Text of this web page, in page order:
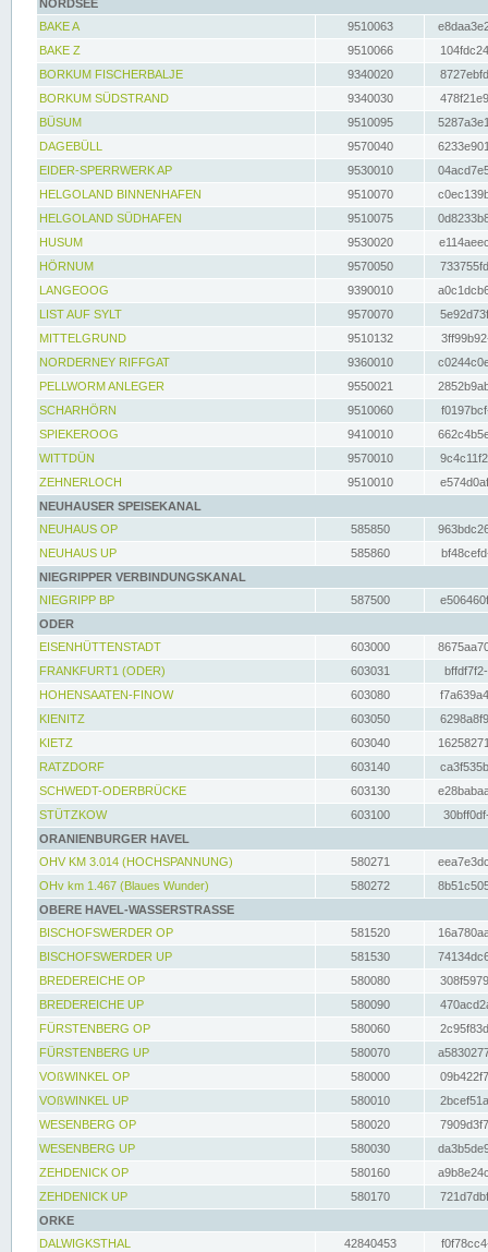
NORDSEE
BAKE A
9510063
BAKE Z
9510066
BORKUM FISCHERBALJE
9340020
BORKUM SÜDSTRAND
9340030
BÜSUM
9510095
DAGEBÜLL
9570040
EIDER-SPERRWERK AP
9530010
HELGOLAND BINNENHAFEN
9510070
HELGOLAND SÜDHAFEN
9510075
HUSUM
9530020
HÖRNUM
9570050
LANGEOOG
9390010
LIST AUF SYLT
9570070
MITTELGRUND
9510132
NORDERNEY RIFFGAT
9360010
PELLWORM ANLEGER
9550021
SCHARHÖRN
9510060
SPIEKEROOG
9410010
WITTDÜN
9570010
ZEHNERLOCH
9510010
NEUHAUSER SPEISEKANAL
NEUHAUS OP
585850
NEUHAUS UP
585860
NIEGRIPPER VERBINDUNGSKANAL
NIEGRIPP BP
587500
ODER
EISENHÜTTENSTADT
603000
FRANKFURT1 (ODER)
603031
HOHENSAATEN-FINOW
603080
KIENITZ
603050
KIETZ
603040
RATZDORF
603140
SCHWEDT-ODERBRÜCKE
603130
STÜTZKOW
603100
ORANIENBURGER HAVEL
OHV KM 3.014 (HOCHSPANNUNG)
580271
OHv km 1.467 (Blaues Wunder)
580272
OBERE HAVEL-WASSERSTRASSE
BISCHOFSWERDER OP
581520
BISCHOFSWERDER UP
581530
BREDEREICHE OP
580080
BREDEREICHE UP
580090
FÜRSTENBERG OP
580060
FÜRSTENBERG UP
580070
VOßWINKEL OP
580000
VOßWINKEL UP
580010
WESENBERG OP
580020
WESENBERG UP
580030
ZEHDENICK OP
580160
ZEHDENICK UP
580170
ORKE
DALWIGKSTHAL
42840453